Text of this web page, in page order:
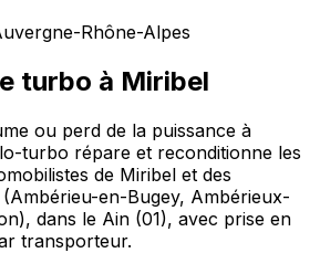
Rhône-Alpes
turbo à Miribel
ou perd de la puissance à
turbo répare et reconditionne les
de Miribel et des
en-Bugey, Ambérieux-
dans le Ain (01), avec prise en
transporteur.